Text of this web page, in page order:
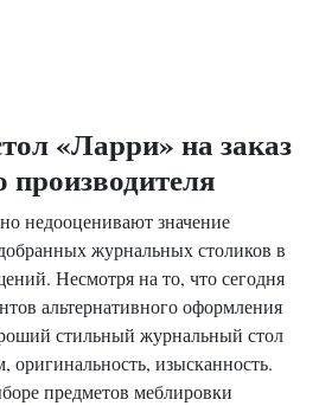
«Ларри» на заказ
производителя
недооценивают значение
журнальных столиков в
Несмотря на то, что сегодня
альтернативного оформления
стильный журнальный стол
изысканность.
предметов меблировки